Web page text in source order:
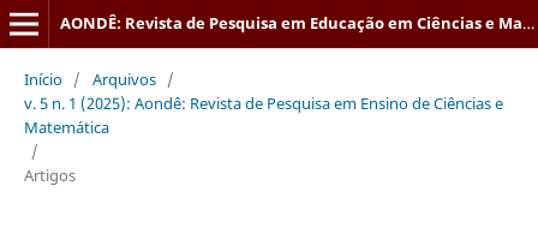
AONDÊ: Revista de Pesquisa em Educação em Ciências e Matemática
Início / Arquivos /
v. 5 n. 1 (2025): Aondê: Revista de Pesquisa em Ensino de Ciências e
Matemática
/
Artigos